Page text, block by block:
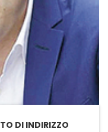
DI INDIRIZZO